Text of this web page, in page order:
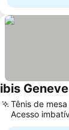
ibis
Tênis de
Acesso
público